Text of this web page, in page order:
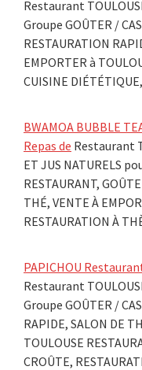
Restaurant
Groupe GOÛTER /
RESTAURATION
EMPORTER à
CUISINE
BWAMOA BUBBLE
Repas de Restaurant
ET JUS NATURELS
RESTAURANT,
THÉ, VENTE À
RESTAURATION À
PAPICHOU
Restaurant
Groupe GOÛTER /
RAPIDE, SALON DE
TOULOUSE
CROÛTE,